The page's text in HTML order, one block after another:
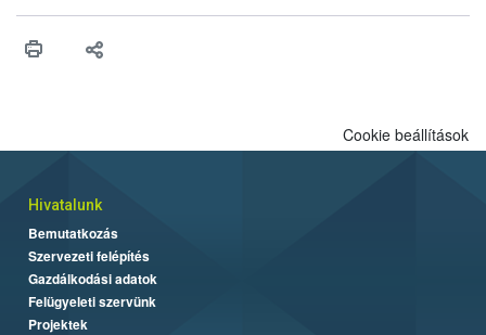
érésű szőlőkben is legyen lehetőség a károsító elleni további
felhasználók számára is elérhető és ökológiai termesztésben is
Cookie beállítások
Hivatalunk
Bemutatkozás
Szervezeti felépítés
Gazdálkodási adatok
Felügyeleti szervünk
Projektek